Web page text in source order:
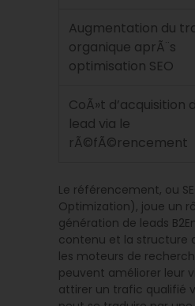
Augmentation du
organique aprÃ¨s
optimisation SEO
CoÃ»t d’acquisition
lead via le
rÃ©fÃ©rencement
Le référencement, ou
Optimization), joue un
génération de leads
contenu et la structure
les moteurs de
peuvent améliorer leur
attirer un trafic qualifié